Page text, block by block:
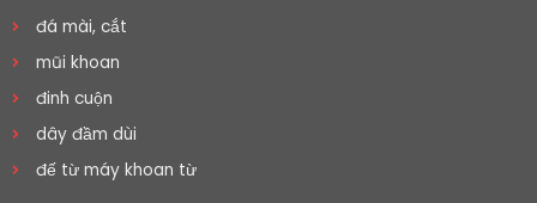
đá mài, cắt
mũi khoan
đinh cuộn
dây đầm dùi
đế từ máy khoan từ